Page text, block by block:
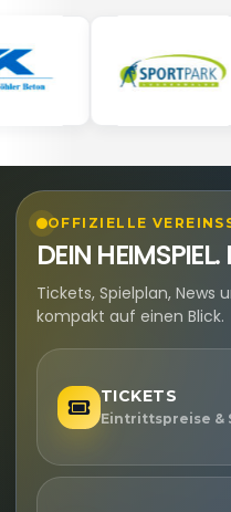
OFFIZIELLE
DEIN HEIMSPIEL.
Tickets, Spielplan, News
kompakt auf einen Blick.
TICKETS
Eintrittspreise &